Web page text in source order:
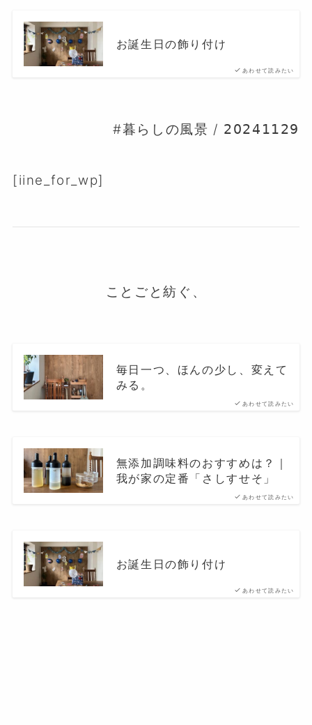
あわせて読みたい
お誕生日の飾り付け
#暮らしの風景 / 𝟤𝟢𝟤𝟦𝟣𝟣𝟤𝟫
[iine_for_wp]
ことごと紡ぐ、
あわせて読みたい
毎日一つ、ほんの少し、変えて
みる。
あわせて読みたい
無添加調味料のおすすめは？｜
我が家の定番「さしすせそ」
あわせて読みたい
お誕生日の飾り付け